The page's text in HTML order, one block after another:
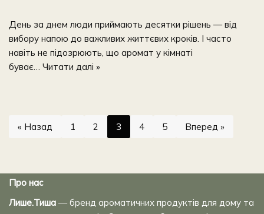
День за днем люди приймають десятки рішень — від
вибору напою до важливих життєвих кроків. І часто
навіть не підозрюють, що аромат у кімнаті
буває… Читати далі »
« Назад 1 2 3 4 5 Вперед »
Про нас
Лише.Тиша — бренд ароматичних продуктів для дому та